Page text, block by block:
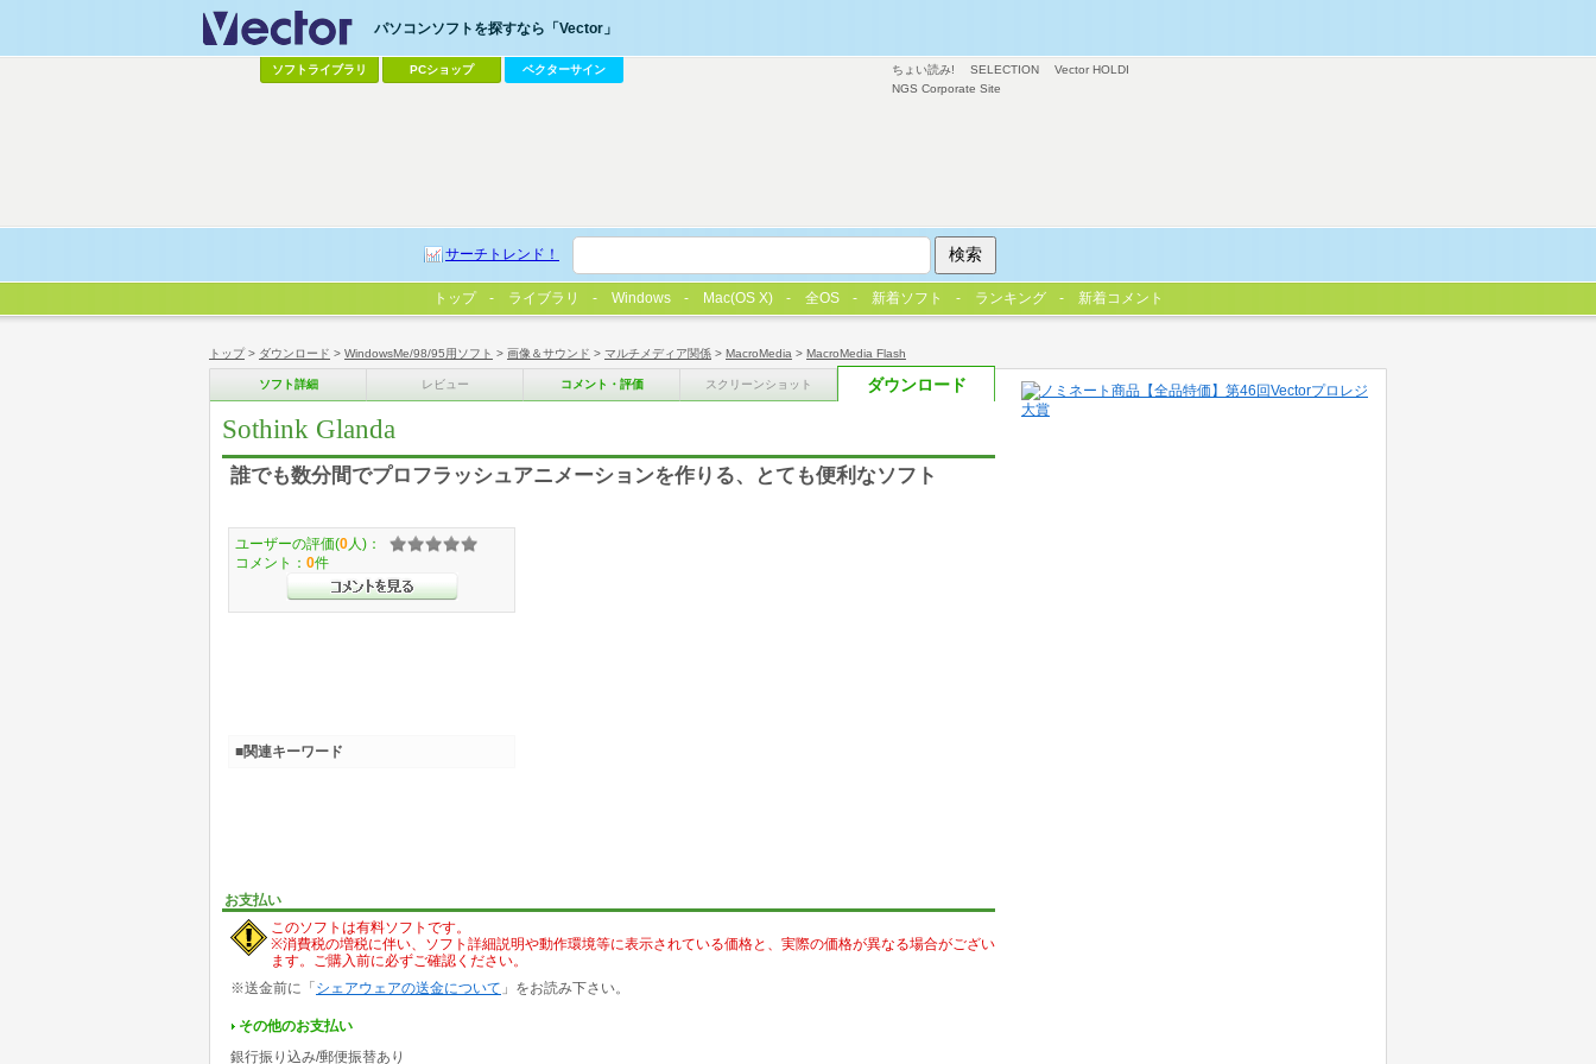
トップ> ダウンロード > WindowsMe/98/95用ソフト > 画像＆サウンド > マルチメディア関係 > MacroMedia > MacroMedia Flash
ソフト詳細 レビュー コメント・評価 スクリーンショット ダウンロード
Sothink Glanda
誰でも数分間でプロフラッシュアニメーションを作りる、とても便利なソフト
お支払い
このソフトは有料ソフトです。
※消費税の増税に伴い、ソフト詳細説明や動作環境等に表示されている価格と、実際の価格が異なる場合がござい
ます。ご購入前に必ずご確認ください。
※送金前に「シェアウェアの送金について 」をお読み下さい。
その他のお支払い
銀行振り込み/郵便振替あり
ユーザーの評価(0 人)：
コメント： 0件
■関連キーワード
ちょい読み! SELECTION
Vector HOLDI
NGS Corporate Site
パソコンソフトを探すなら「Vector」
ソフトライブラリ PCショップ ベクターサイン
サーチトレンド！
トップ ライブラリ Windows Mac(OS X) 全OS 新着ソフト ランキング 新着コメント